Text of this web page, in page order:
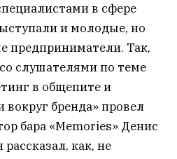
в сфере
и молодые, но
предприниматели. Так,
слушателями по теме
в общепите и
бренда» провел
бара «Memories» Денис
как, не